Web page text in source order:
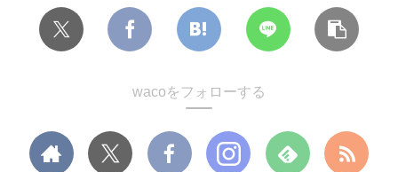
wacoをフォローする